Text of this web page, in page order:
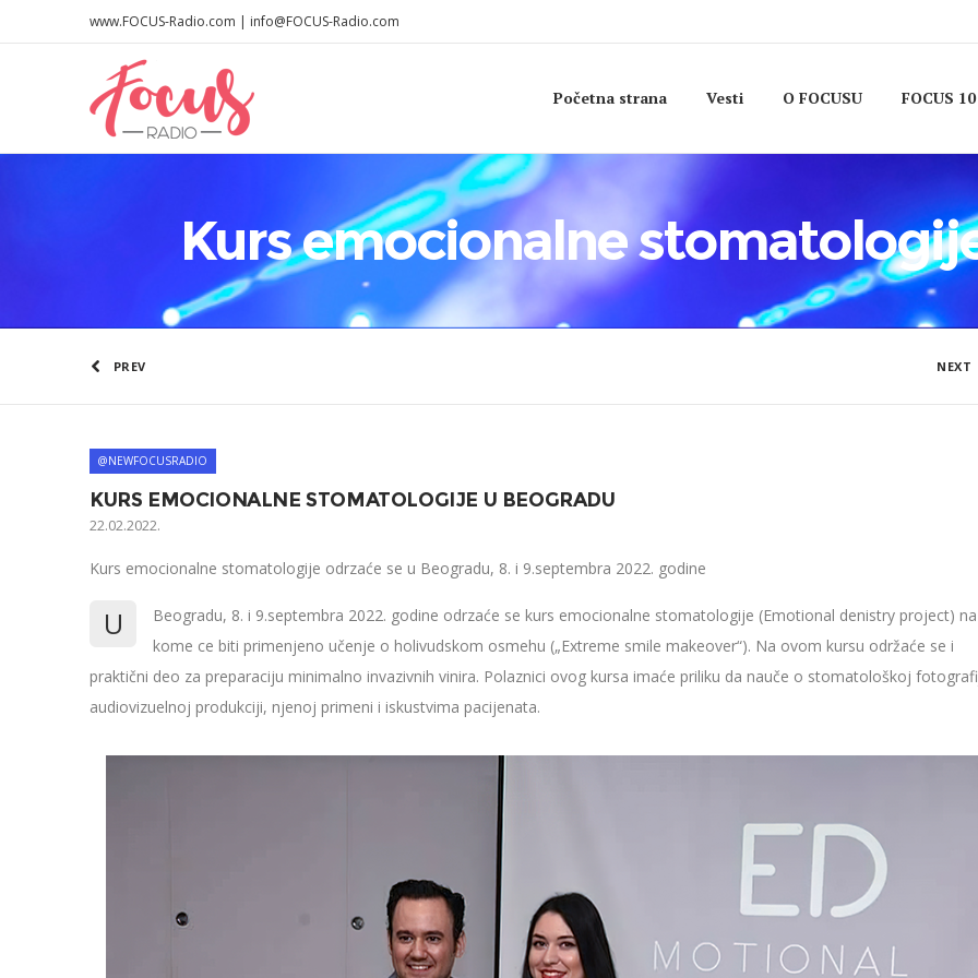
www.FOCUS-Radio.com | info@FOCUS-Radio.com
Početna strana Vesti O FOCUSU FOCUS 10
Kurs emocionalne
PREV NEXT
@NEWFOCUSRADIO
KURS EMOCIONALNE STOMATOLOGIJE U BEOGRADU
22.02.2022.
Kurs emocionalne stomatologije odrzaće se u Beogradu, 8. i 9.septembra 2022. godine
U
Beogradu, 8. i 9.septembra 2022. godine odrzaće se kurs emocionalne stomatologije (Emotional denistry project) na
kome ce biti primenjeno učenje o holivudskom osmehu („Extreme smile makeover“). Na ovom kursu održaće se i
praktični deo za preparaciju minimalno invazivnih vinira. Polaznici ovog kursa imaće priliku da nauče o stomatološkoj
audiovizuelnoj produkciji, njenoj primeni i iskustvima pacijenata.